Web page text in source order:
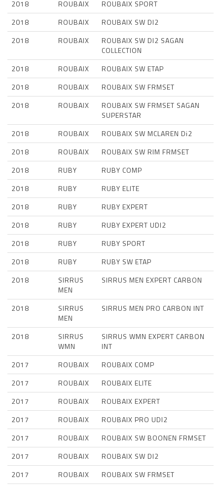
2018 ROUBAIX
ROUBAIX SPORT
2018
ROUBAIX
ROUBAIX SW DI2
2018
ROUBAIX
ROUBAIX SW DI2 SAGAN
COLLECTION
2018
ROUBAIX
ROUBAIX SW ETAP
2018
ROUBAIX
ROUBAIX SW FRMSET
2018
ROUBAIX
ROUBAIX SW FRMSET SAGAN
SUPERSTAR
2018
ROUBAIX
ROUBAIX SW MCLAREN Di2
2018
ROUBAIX
ROUBAIX SW RIM FRMSET
2018
RUBY
RUBY COMP
2018
RUBY
RUBY ELITE
2018
RUBY
RUBY EXPERT
2018
RUBY
RUBY EXPERT UDI2
2018
RUBY
RUBY SPORT
2018
RUBY
RUBY SW ETAP
2018
SIRRUS
MEN
SIRRUS MEN EXPERT CARBON
2018
SIRRUS
MEN
SIRRUS MEN PRO CARBON INT
2018
SIRRUS
WMN
SIRRUS WMN EXPERT CARBON
INT
2017
ROUBAIX
ROUBAIX COMP
2017
ROUBAIX
ROUBAIX ELITE
2017
ROUBAIX
ROUBAIX EXPERT
2017
ROUBAIX
ROUBAIX PRO UDI2
2017
ROUBAIX
ROUBAIX SW BOONEN FRMSET
2017
ROUBAIX
ROUBAIX SW DI2
2017
ROUBAIX
ROUBAIX SW FRMSET